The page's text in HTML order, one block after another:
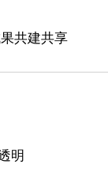
共建共享
明